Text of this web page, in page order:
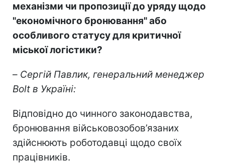
механізми чи пропозиції до уряду щодо
"економічного бронювання" або
особливого статусу для критичної
міської логістики?
– Сергій Павлик, генеральний менеджер
Bolt в Україні:
Відповідно до чинного законодавства,
бронювання військовозобов’язаних
здійснюють роботодавці щодо своїх
працівників.